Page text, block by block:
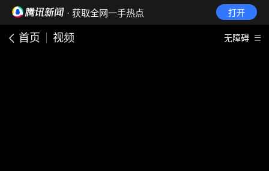
· 获取全网一手热点 打开
首页 视频 无障碍